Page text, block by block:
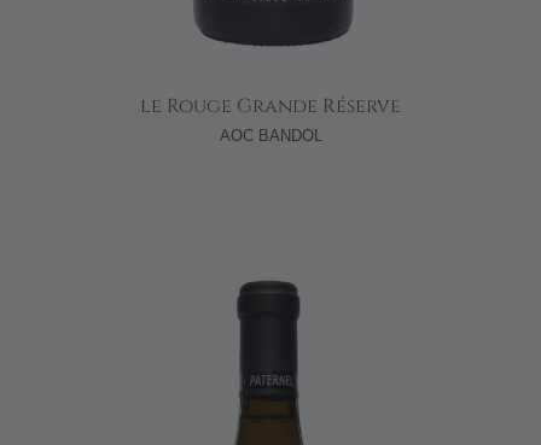
le Rouge Grande Réserve
AOC BANDOL